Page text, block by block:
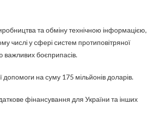
та обміну технічною інформацією,
числі у сфері систем протиповітряної
важливих боєприпасів.
допомоги на суму 175 мільйонів доларів.
фінансування для України та інших